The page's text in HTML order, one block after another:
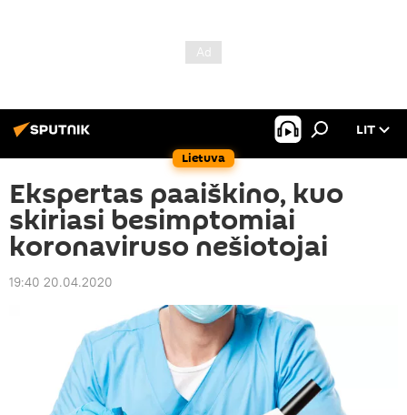
Lietuva
LIT
Ekspertas paaiškino, kuo
skiriasi besimptomiai
koronaviruso nešiotojai
19:40 20.04.2020